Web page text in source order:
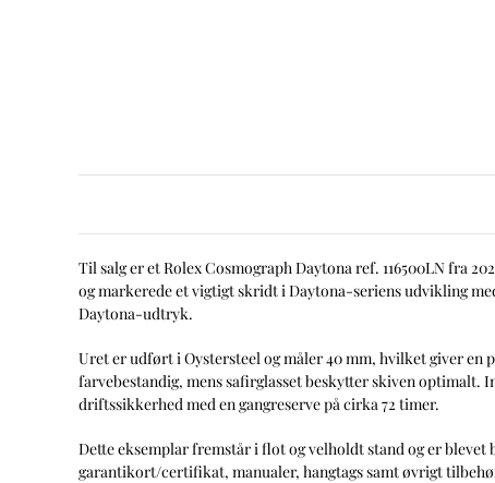
Til salg er et Rolex Cosmograph Daytona ref. 116500LN fra
og markerede et vigtigt skridt i Daytona-seriens udvikling
Daytona-udtryk.
Uret er udført i Oystersteel og måler 40 mm, hvilket giver
farvebestandig, mens safirglasset beskytter skiven
driftssikkerhed med en gangreserve på cirka 72 timer.
Dette eksemplar fremstår i flot og velholdt stand og er
garantikort/certifikat, manualer, hangtags samt øvrigt